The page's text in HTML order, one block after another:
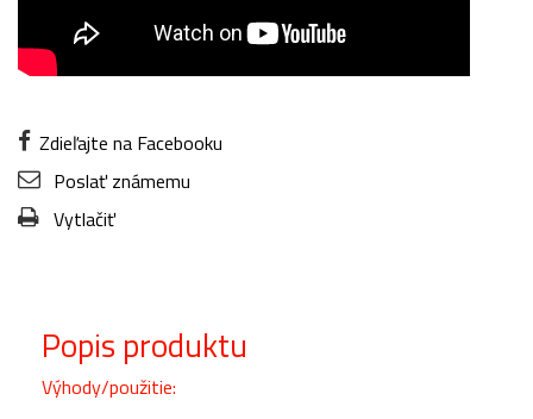
Zdieľajte na Facebooku
Poslať známemu
Vytlačiť
Popis produktu
Výhody/použitie: